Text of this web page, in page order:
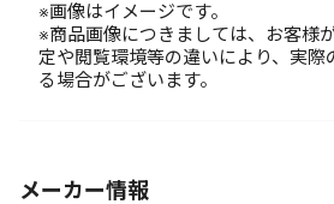
※画像はイメージです。
※商品画像につきましては、お客様
定や閲覧環境等の違いにより、実際
る場合がございます。
メーカー情報